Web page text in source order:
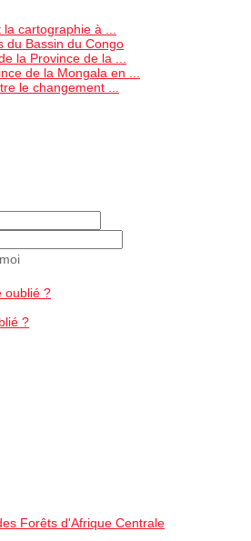
cartographie à ...
du Bassin du Congo
la Province de la ...
de la Mongala en ...
le changement ...
oublié ?
?